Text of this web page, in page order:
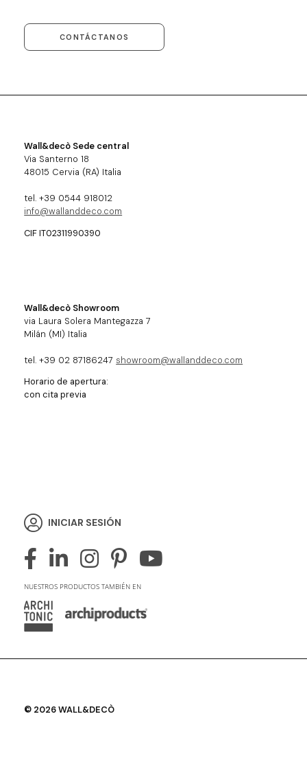
CONTÁCTANOS
Wall&decò Sede central
Via Santerno 18
48015 Cervia (RA) Italia
tel. +39 0544 918012
info@wallanddeco.com
CIF IT02311990390
Wall&decò Showroom
via Laura Solera Mantegazza 7
Milán (MI) Italia
tel. +39 02 87186247 showroom@wallanddeco.com
Horario de apertura:
con cita previa
INICIAR SESIÓN
NUESTROS PRODUCTOS TAMBIÉN EN
© 2026 WALL&DECÒ